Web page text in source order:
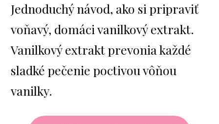
Jednoduchý návod, ako si pripraviť
voňavý, domáci vanilkový extrakt.
Vanilkový extrakt prevonia každé
sladké pečenie poctivou vôňou
vanilky.